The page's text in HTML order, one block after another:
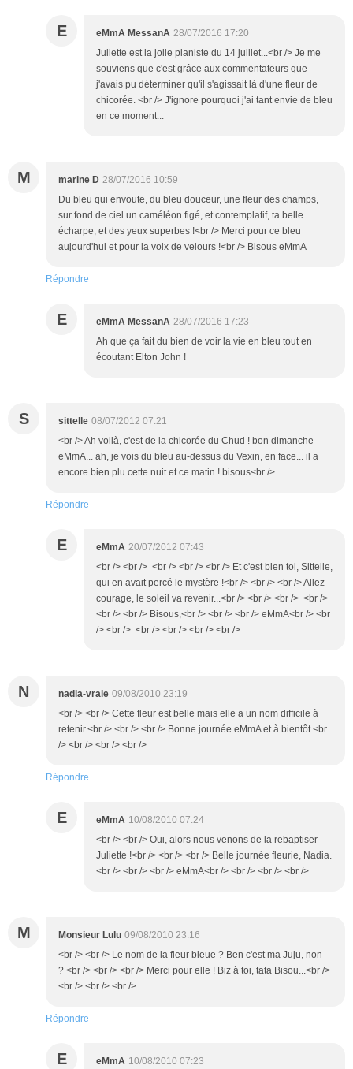
E eMmA MessanA 28/07/2016 17:20
Juliette est la jolie pianiste du 14 juillet...<br /> Je me
souviens que c'est grâce aux commentateurs que
j'avais pu déterminer qu'il s'agissait là d'une fleur de
chicorée. <br /> J'ignore pourquoi j'ai tant envie de bleu
en ce moment...
M marine D 28/07/2016 10:59
Du bleu qui envoute, du bleu douceur, une fleur des champs,
sur fond de ciel un caméléon figé, et contemplatif, ta belle
écharpe, et des yeux superbes !<br /> Merci pour ce bleu
aujourd'hui et pour la voix de velours !<br /> Bisous eMmA
Répondre
E eMmA MessanA 28/07/2016 17:23
Ah que ça fait du bien de voir la vie en bleu tout en
écoutant Elton John !
S sittelle 08/07/2012 07:21
<br /> Ah voilà, c'est de la chicorée du Chud ! bon dimanche
eMmA... ah, je vois du bleu au-dessus du Vexin, en face... il a
encore bien plu cette nuit et ce matin ! bisous<br />
Répondre
E eMmA 20/07/2012 07:43
<br /> <br /> <br /> <br /> <br /> Et c'est bien toi, Sittelle,
qui en avait percé le mystère !<br /> <br /> <br /> Allez
courage, le soleil va revenir...<br /> <br /> <br /> <br />
<br /> <br /> Bisous,<br /> <br /> <br /> eMmA<br /> <br
/> <br /> <br /> <br /> <br /> <br />
N nadia-vraie 09/08/2010 23:19
<br /> <br /> Cette fleur est belle mais elle a un nom difficile à
retenir.<br /> <br /> <br /> Bonne journée eMmA et à bientôt.<br
/> <br /> <br /> <br />
Répondre
E eMmA 10/08/2010 07:24
<br /> <br /> Oui, alors nous venons de la rebaptiser
Juliette !<br /> <br /> <br /> Belle journée fleurie, Nadia.
<br /> <br /> <br /> eMmA<br /> <br /> <br /> <br />
M Monsieur Lulu 09/08/2010 23:16
<br /> <br /> Le nom de la fleur bleue ? Ben c'est ma Juju, non
? <br /> <br /> <br /> Merci pour elle ! Biz à toi, tata Bisou...<br />
<br /> <br /> <br />
Répondre
E eMmA 10/08/2010 07:23